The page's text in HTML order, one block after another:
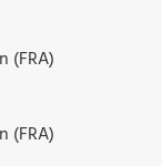
(FRA)
(FRA)